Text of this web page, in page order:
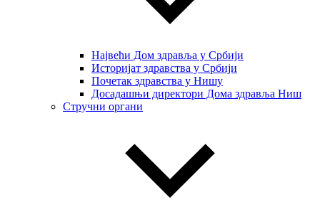
Највећи Дом здравља у Србији
Историјат здравства у Србији
Почетак здравства у Нишу
Досадашњи директори Дома здравља Ниш
Стручни органи